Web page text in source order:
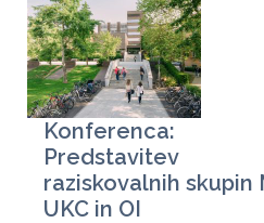
Konferenca:
Predstavitev
raziskovalnih skupin
UKC in OI